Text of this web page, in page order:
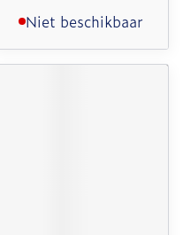
Niet beschikbaar